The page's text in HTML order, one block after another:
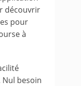
découvrir
pour
à
Nul besoin